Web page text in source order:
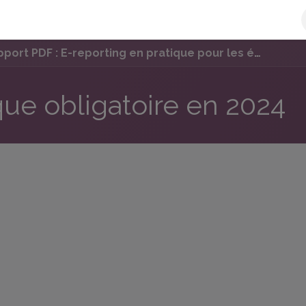
PDF : E-reporting en pratique pour les émetteurs de factures
obligatoire en 2024